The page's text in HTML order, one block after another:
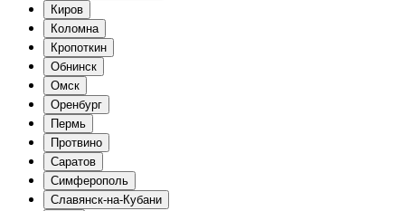
Киров
Коломна
Кропоткин
Обнинск
Омск
Оренбург
Пермь
Протвино
Саратов
Симферополь
Славянск-на-Кубани